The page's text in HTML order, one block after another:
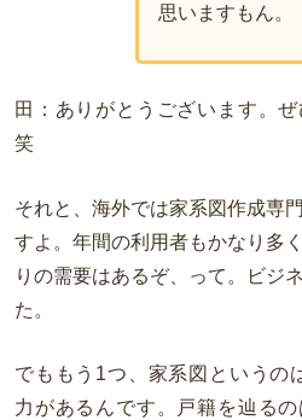
思いますもん。
田：ありがとうございます。
笑
それと、海外では家系図作成専
すよ。年間の利用者もかなり多
りの需要はあるぞ、って。ビジ
た。
でももう1つ、家系図という
力があるんです。戸籍を辿る